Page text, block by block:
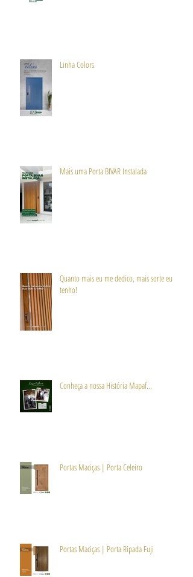
Linha Colors
Mais uma Porta BIVAR Instalada
Quanto mais eu me dedico, mais sorte eu
tenho!
Conheça a nossa História Mapaf...
Portas Maciças | Porta Celeiro
Portas Maciças | Porta Ripada Fuji